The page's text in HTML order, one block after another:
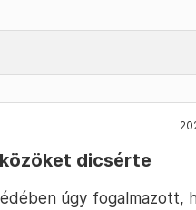
dicsérte
úgy fogalmazott,